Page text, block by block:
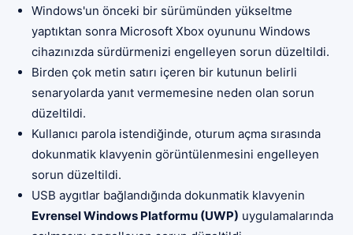
Windows'un önceki bir sürümünden yükseltme
yaptıktan sonra Microsoft Xbox oyununu Windows
cihazınızda sürdürmenizi engelleyen sorun düzeltildi.
Birden çok metin satırı içeren bir kutunun belirli
senaryolarda yanıt vermemesine neden olan sorun
düzeltildi.
Kullanıcı parola istendiğinde, oturum açma sırasında
dokunmatik klavyenin görüntülenmesini engelleyen
sorun düzeltildi.
USB aygıtlar bağlandığında dokunmatik klavyenin
Evrensel Windows Platformu (UWP) uygulamalarında